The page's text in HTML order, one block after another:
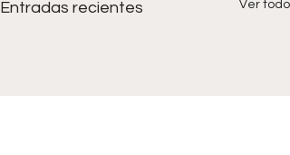
Entradas recientes Ver todo